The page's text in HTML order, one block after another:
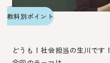
教科別ポイント
どうも！社会担当の生川です！